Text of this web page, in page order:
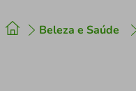
Beleza e Saúde